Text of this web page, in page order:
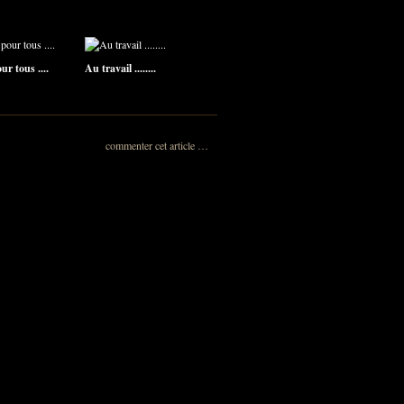
tous .... Au travail ........
commenter cet article